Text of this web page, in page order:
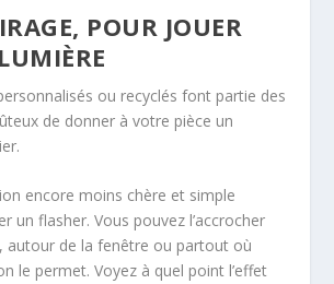
POUR JOUER
ou recyclés font partie des
de donner à votre pièce un
encore moins chère et simple
un flasher. Vous pouvez l’accrocher
autour de la fenêtre ou partout où
le permet. Voyez à quel point l’effet